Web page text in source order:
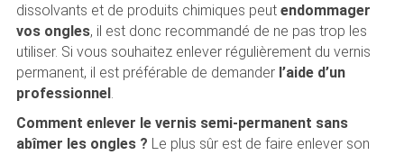
dissolvants et de produits chimiques peut endommager
vos ongles, il est donc recommandé de ne pas trop les
utiliser. Si vous souhaitez enlever régulièrement du vernis
permanent, il est préférable de demander l’aide d’un
professionnel .
Comment enlever le vernis semi-permanent sans
abîmer les ongles ? Le plus sûr est de faire enlever son